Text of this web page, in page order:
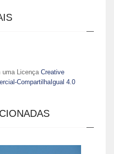
uma LicençaCreative
CompartilhaIgual 4.0